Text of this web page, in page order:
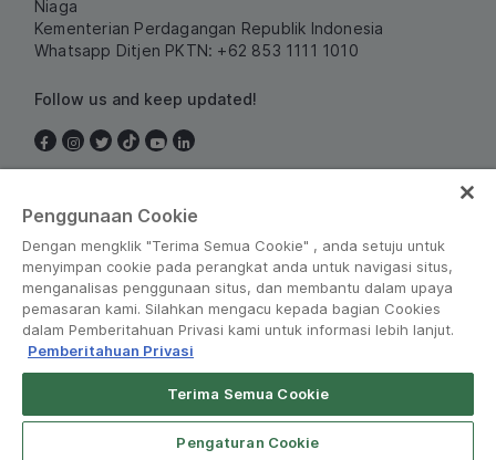
Niaga
Kementerian Perdagangan Republik Indonesia
Whatsapp Ditjen PKTN: +62 853 1111 1010
Follow us and keep updated!
© Grab 2010 - 2026
Grab for Android
Open App
Penggunaan Cookie
Dengan mengklik "Terima Semua Cookie" , anda setuju untuk
menyimpan cookie pada perangkat anda untuk navigasi situs,
menganalisas penggunaan situs, dan membantu dalam upaya
pemasaran kami. Silahkan mengacu kepada bagian Cookies
dalam Pemberitahuan Privasi kami untuk informasi lebih lanjut.
Pemberitahuan Privasi
Terima Semua Cookie
Pengaturan Cookie